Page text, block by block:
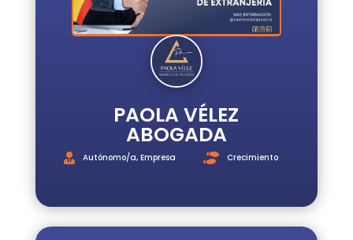
PAOLA VÉLEZ
ABOGADA
Autónomo/a, Empresa Crecimiento